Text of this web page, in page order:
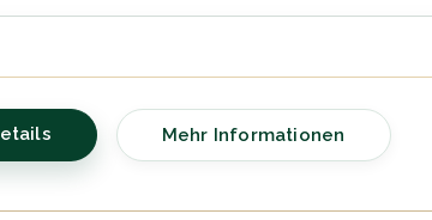
Mehr Informationen